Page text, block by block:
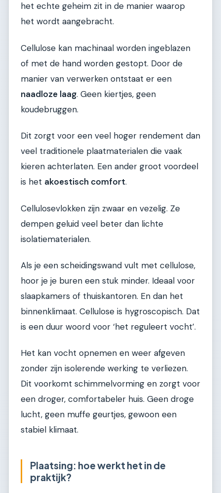
het echte geheim zit in de manier waarop
het wordt aangebracht.
Cellulose kan machinaal worden ingeblazen
of met de hand worden gestopt. Door de
manier van verwerken ontstaat er een
naadloze laag. Geen kiertjes, geen
koudebruggen.
Dit zorgt voor een veel hoger rendement dan
veel traditionele plaatmaterialen die vaak
kieren achterlaten. Een ander groot voordeel
is het akoestisch comfort.
Cellulosevlokken zijn zwaar en vezelig. Ze
dempen geluid veel beter dan lichte
isolatiematerialen.
Als je een scheidingswand vult met cellulose,
hoor je je buren een stuk minder. Ideaal voor
slaapkamers of thuiskantoren. En dan het
binnenklimaat. Cellulose is hygroscopisch. Dat
is een duur woord voor ‘het reguleert vocht’.
Het kan vocht opnemen en weer afgeven
zonder zijn isolerende werking te verliezen.
Dit voorkomt schimmelvorming en zorgt voor
een droger, comfortabeler huis. Geen droge
lucht, geen muffe geurtjes, gewoon een
stabiel klimaat.
Plaatsing: hoe werkt het in de
praktijk?